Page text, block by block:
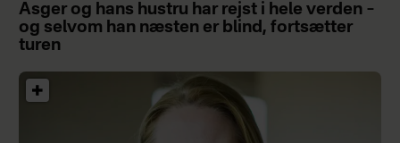
Asger og hans hustru har rejst i hele verden –
og selvom han næsten er blind, fortsætter
turen